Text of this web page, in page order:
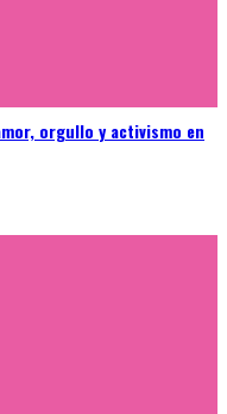
orgullo y activismo en